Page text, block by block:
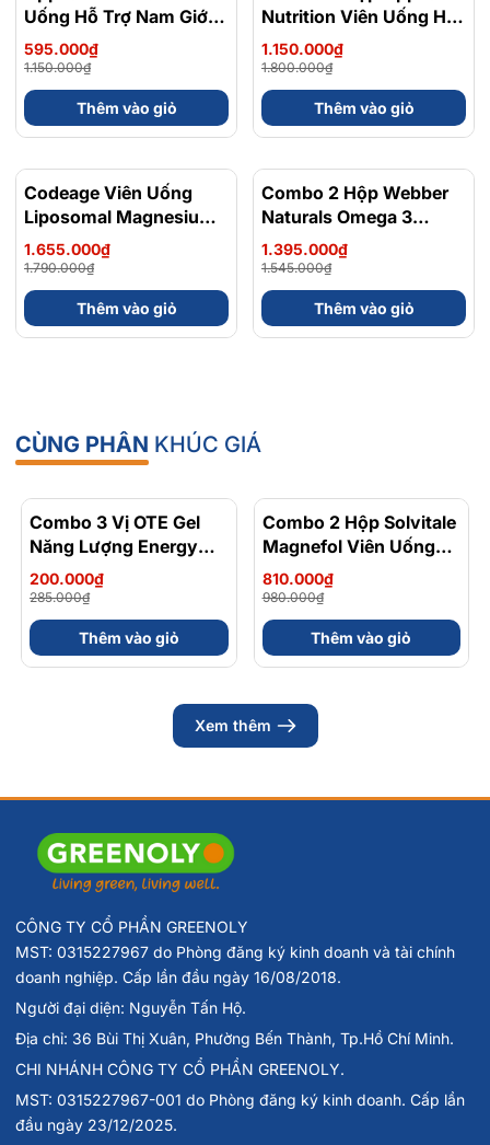
Uống Hỗ Trợ Nam Giới
120 viên - Chính Ngạch
Anh Quốc, Bán Chạy
595.000₫
1.150.000₫
Thêm vào giỏ
Nutrition Viên Uống Hỗ
Trợ Nam Giới 120 viên
1.150.000₫
1.800.000₫
Thêm vào giỏ
- 8%
Codeage Viên Uống
Liposomal Magnesium
Magie Glycinate Hữu Cơ
240 Viên - Chính Ngạch
Mỹ, Xuất VAT
1.655.000₫
1.790.000₫
Thêm vào giỏ
- 10%
Combo 2 Hộp Webber
Naturals Omega 3
900mg EPA/DHA Và
Magnesium
Bisglycinate 200mg Hỗ
Trợ Tim Mạch, Hệ Tiêu
Hoá - Hộp 120 Viên
1.395.000₫
1.545.000₫
Thêm vào giỏ
CÙNG PHÂN KHÚC GIÁ
- 30%
Combo 3 Vị OTE Gel
Năng Lượng Energy
Gel Kết Hợp
Carbohydrate Điện Giải
56gram 82kcal
200.000₫
285.000₫
Thêm vào giỏ
- 17%
Combo 2 Hộp Solvitale
Magnefol Viên Uống
Magnesium
Bisglycinate + Vitamin
nhóm B (Hộp 30 Viên)
810.000₫
980.000₫
Thêm vào giỏ
Xem thêm
CÔNG TY CỔ PHẦN GREENOLY
MST: 0315227967 do Phòng đăng ký kinh doanh và tài chính
doanh nghiệp. Cấp lần đầu ngày 16/08/2018.
Người đại diện: Nguyễn Tấn Hộ.
Địa chỉ: 36 Bùi Thị Xuân, Phường Bến Thành, Tp.Hồ Chí Minh.
CHI NHÁNH CÔNG TY CỔ PHẦN GREENOLY.
MST: 0315227967-001 do Phòng đăng ký kinh doanh. Cấp lần
đầu ngày 23/12/2025.